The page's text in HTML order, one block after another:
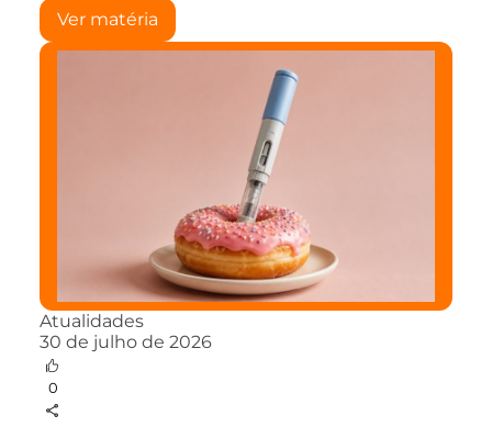
Ver matéria
Atualidades
30 de julho de 2026
0